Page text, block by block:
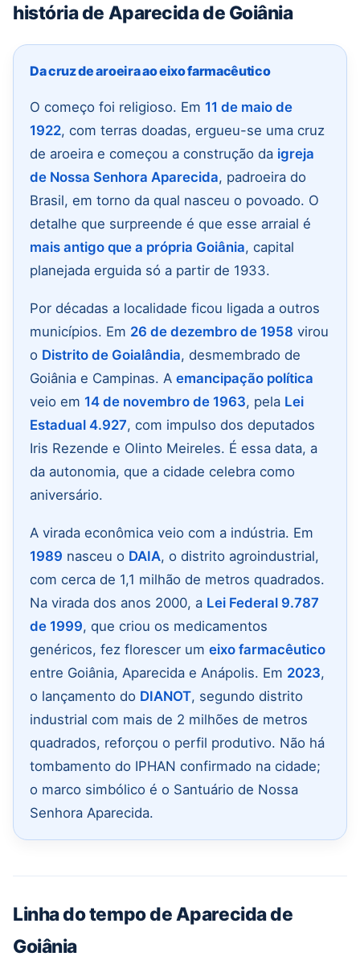
história de Aparecida de Goiânia
Da cruz de aroeira ao eixo farmacêutico
O começo foi religioso. Em 11 de maio de
1922, com terras doadas, ergueu-se uma cruz
de aroeira e começou a construção da igreja
de Nossa Senhora Aparecida, padroeira do
Brasil, em torno da qual nasceu o povoado. O
detalhe que surpreende é que esse arraial é
mais antigo que a própria Goiânia, capital
planejada erguida só a partir de 1933.
Por décadas a localidade ficou ligada a outros
municípios. Em 26 de dezembro de 1958 virou
o Distrito de Goialândia, desmembrado de
Goiânia e Campinas. A emancipação política
veio em 14 de novembro de 1963, pela Lei
Estadual 4.927, com impulso dos deputados
Iris Rezende e Olinto Meireles. É essa data, a
da autonomia, que a cidade celebra como
aniversário.
A virada econômica veio com a indústria. Em
1989 nasceu o DAIA, o distrito agroindustrial,
com cerca de 1,1 milhão de metros quadrados.
Na virada dos anos 2000, a Lei Federal 9.787
de 1999, que criou os medicamentos
genéricos, fez florescer um eixo farmacêutico
entre Goiânia, Aparecida e Anápolis. Em 2023,
o lançamento do DIANOT, segundo distrito
industrial com mais de 2 milhões de metros
quadrados, reforçou o perfil produtivo. Não há
tombamento do IPHAN confirmado na cidade;
o marco simbólico é o Santuário de Nossa
Senhora Aparecida.
Linha do tempo de Aparecida de
Goiânia